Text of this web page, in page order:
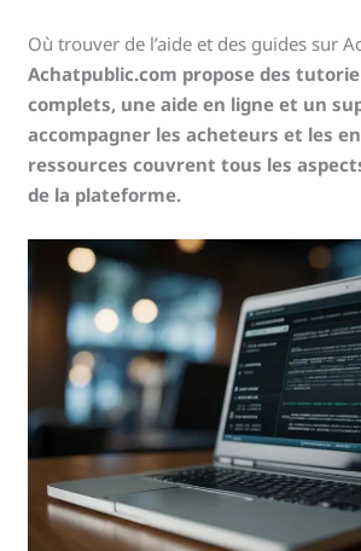
Où trouver de l’aide et des guides sur
Achatpublic.com propose des
complets, une aide en ligne et un
accompagner les acheteurs et les
ressources couvrent tous les
de la plateforme.